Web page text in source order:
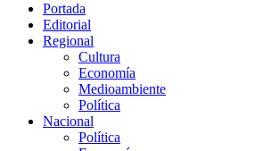
Portada
Editorial
Regional
Cultura
Economía
Medioambiente
Política
Nacional
Política